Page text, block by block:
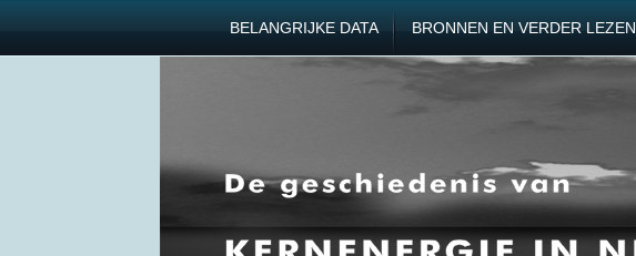
BELANGRIJKE DATA BRONNEN EN VERDER LEZEN